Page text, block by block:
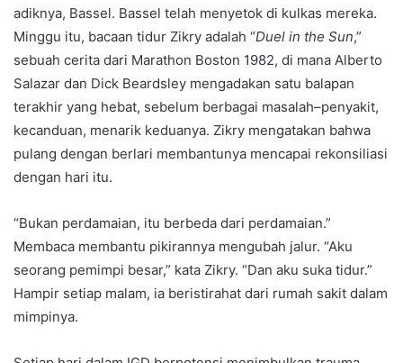
adiknya, Bassel. Bassel telah menyetok di kulkas mereka.
Minggu itu, bacaan tidur Zikry adalah “Duel in the Sun,”
sebuah cerita dari Marathon Boston 1982, di mana Alberto
Salazar dan Dick Beardsley mengadakan satu balapan
terakhir yang hebat, sebelum berbagai masalah–penyakit,
kecanduan, menarik keduanya. Zikry mengatakan bahwa
pulang dengan berlari membantunya mencapai rekonsiliasi
dengan hari itu.
“Bukan perdamaian, itu berbeda dari perdamaian.”
Membaca membantu pikirannya mengubah jalur. “Aku
seorang pemimpi besar,” kata Zikry. “Dan aku suka tidur.”
Hampir setiap malam, ia beristirahat dari rumah sakit dalam
mimpinya.